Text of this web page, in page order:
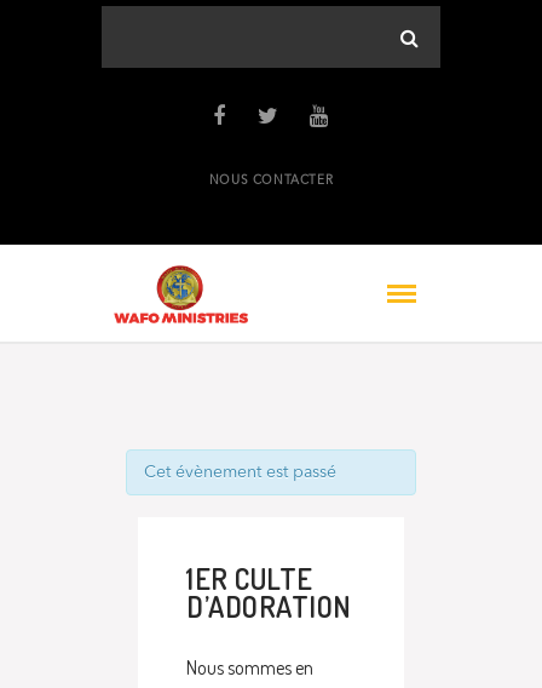
NOUS CONTACTER
Cet évènement est passé
1ER CULTE
D’ADORATION
Nous sommes en